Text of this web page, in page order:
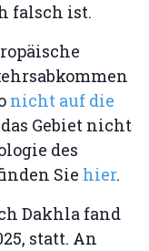
falsch ist.
nicht auf die
Gebiet nicht
des
Sie hier.
Dakhla fand
statt. An